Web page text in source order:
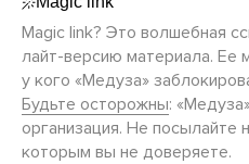
Magic link? Это волшебная
лайт-версию материала. Ее
у кого «Медуза»
Будьте осторожны:
организация. Не посылайте
которым вы не доверяете.